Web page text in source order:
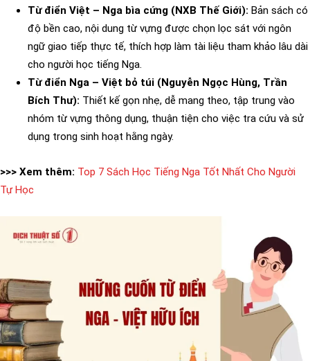
Từ điển Việt – Nga bìa cứng (NXB Thế Giới): Bản sách có
độ bền cao, nội dung từ vựng được chọn lọc sát với ngôn
ngữ giao tiếp thực tế, thích hợp làm tài liệu tham khảo lâu dài
cho người học tiếng Nga.
Từ điển Nga – Việt bỏ túi (Nguyễn Ngọc Hùng, Trần
Bích Thư): Thiết kế gọn nhẹ, dễ mang theo, tập trung vào
nhóm từ vựng thông dụng, thuận tiện cho việc tra cứu và sử
dụng trong sinh hoạt hằng ngày.
>>> Xem thêm: Top 7 Sách Học Tiếng Nga Tốt Nhất Cho Người
Tự Học